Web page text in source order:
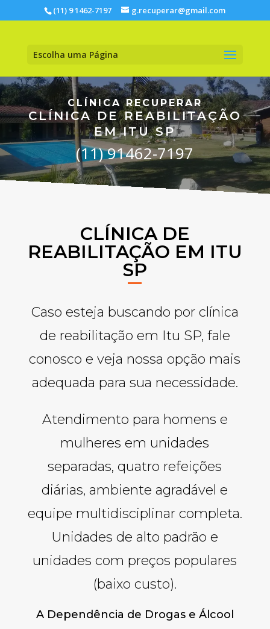
(11) 9 1462-7197 g.recuperar@gmail.com
Escolha uma Página
CLÍNICA RECUPERAR
CLÍNICA DE REABILITAÇÃO
EM ITU SP
(11) 91462-7197
CLÍNICA DE
REABILITAÇÃO EM ITU
SP
Caso esteja buscando por clínica
de reabilitação em Itu SP, fale
conosco e veja nossa opção mais
adequada para sua necessidade.
Atendimento para homens e
mulheres em unidades
separadas, quatro refeições
diárias, ambiente agradável e
equipe multidisciplinar completa.
Unidades de alto padrão e
unidades com preços populares
(baixo custo).
A Dependência de Drogas e Álcool